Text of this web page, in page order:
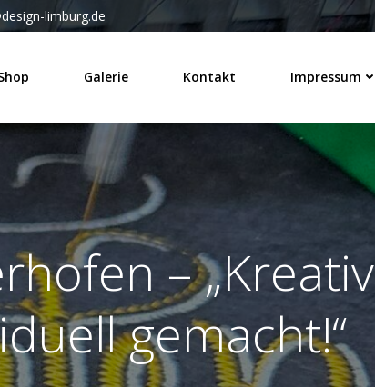
limburg.de
Galerie Kontakt Impressum
– „Kreativ
gemacht!“